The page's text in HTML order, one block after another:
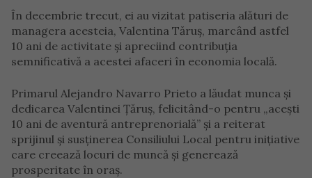
În decembrie trecut, ei au vizitat patiseria alături de
managera acesteia, Valentina Tăruș, marcând astfel
10 ani de activitate și apreciind contribuția
semnificativă a acestei afaceri în economia locală.
Primarul Alejandro Navarro Prieto a lăudat munca și
dedicarea Valentinei Țăruș, felicitând-o pentru „acești
10 ani de aventură antreprenorială” și a reiterat
sprijinul și susținerea Consiliului Local pentru inițiative
care creează locuri de muncă și generează
prosperitate în oraș.